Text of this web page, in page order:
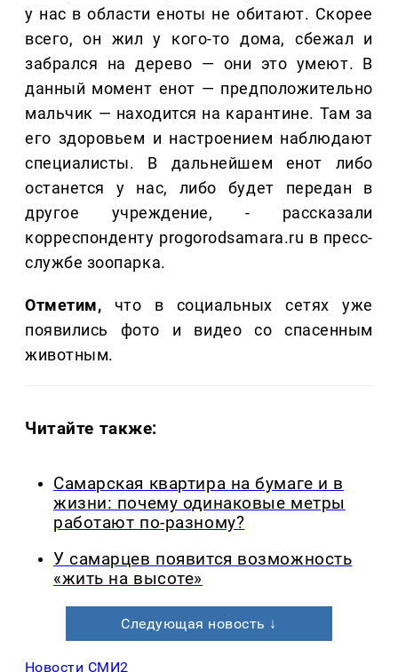
у нас в области еноты не обитают. Скорее
всего, он жил у кого-то дома, сбежал и
забрался на дерево — они это умеют. В
данный момент енот — предположительно
мальчик — находится на карантине. Там за
его здоровьем и настроением наблюдают
специалисты. В дальнейшем енот либо
останется у нас, либо будет передан в
другое учреждение, - рассказали
корреспонденту progorodsamara.ru в пресс-
службе зоопарка.
Отметим, что в социальных сетях уже
появились фото и видео со спасенным
животным.
Читайте также:
Самарская квартира на бумаге и в
жизни: почему одинаковые метры
работают по-разному?
У самарцев появится возможность
«жить на высоте»
Следующая новость ↓
Новости СМИ2